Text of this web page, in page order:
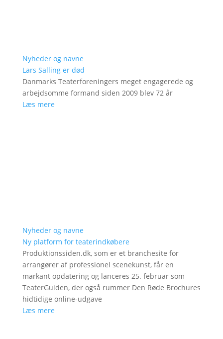
Nyheder og navne
Lars Salling er død
Danmarks Teaterforeningers meget engagerede og
arbejdsomme formand siden 2009 blev 72 år
Læs mere
Nyheder og navne
Ny platform for teaterindkøbere
Produktionssiden.dk, som er et branchesite for
arrangører af professionel scenekunst, får en
markant opdatering og lanceres 25. februar som
TeaterGuiden, der også rummer Den Røde Brochures
hidtidige online-udgave
Læs mere